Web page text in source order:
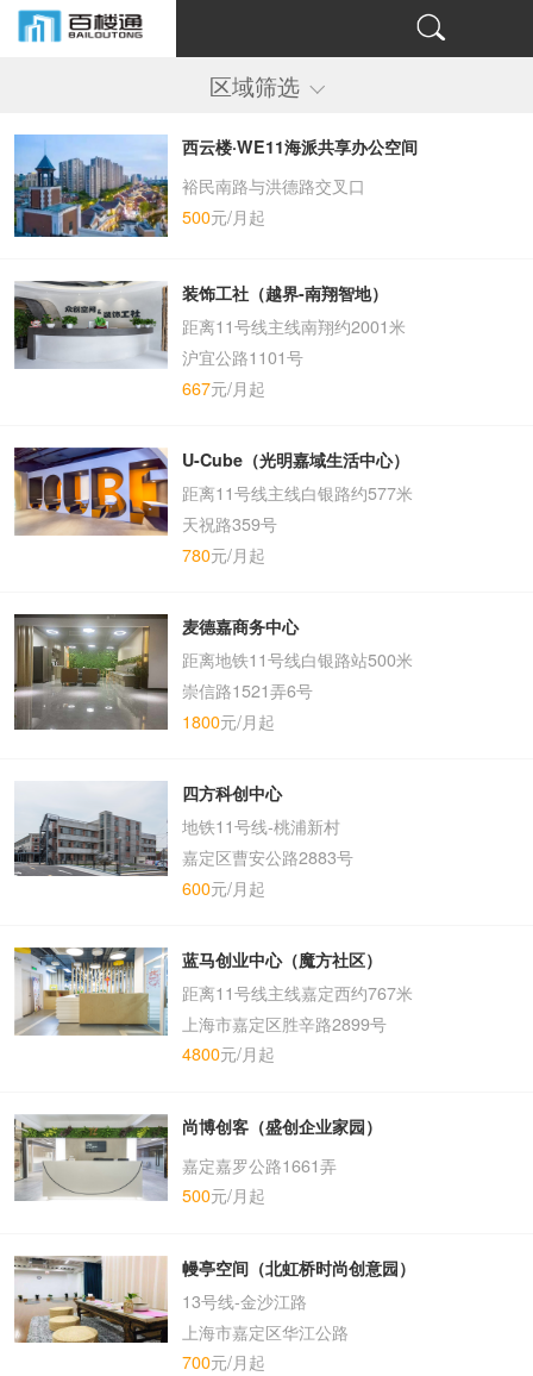
区域筛选
西云楼·WE11海派共享办公空间
裕民南路与洪德路交叉口
500元/月起
装饰工社（越界-南翔智地）
距离11号线主线南翔约2001米
沪宜公路1101号
667元/月起
U-Cube（光明嘉域生活中心）
距离11号线主线白银路约577米
天祝路359号
780元/月起
麦德嘉商务中心
距离地铁11号线白银路站500米
崇信路1521弄6号
1800元/月起
四方科创中心
地铁11号线-桃浦新村
嘉定区曹安公路2883号
600元/月起
蓝马创业中心（魔方社区）
距离11号线主线嘉定西约767米
上海市嘉定区胜辛路2899号
4800元/月起
尚博创客（盛创企业家园）
嘉定嘉罗公路1661弄
500元/月起
幔亭空间（北虹桥时尚创意园）
13号线-金沙江路
上海市嘉定区华江公路
700元/月起